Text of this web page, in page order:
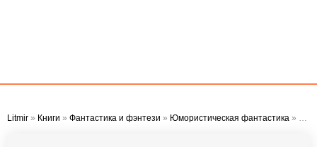
Litmir » Книги » Фантастика и фэнтези » Юмористическая фантастика » Кофе с собой или Свадьба (не)отменяется! - Елена Северная